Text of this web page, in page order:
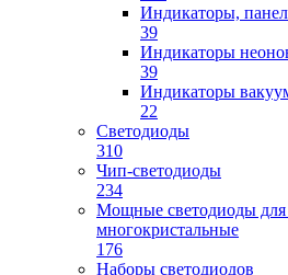
Индикаторы,
39
Индикаторы
39
Индикаторы
22
Светодиоды
310
Чип-светодиоды
234
Мощные светодиоды для
многокристальные
176
Наборы светодиодов